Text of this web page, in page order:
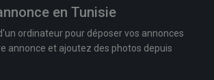
en Tunisie
ordinateur pour déposer vos annonces
annonce et ajoutez des photos depuis